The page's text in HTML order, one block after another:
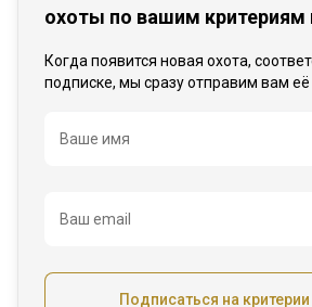
охоты по вашим критериям
Когда появится новая охота,
подписке, мы сразу отправим вам её
Название
Ваше имя
Ваш email
Подписаться на